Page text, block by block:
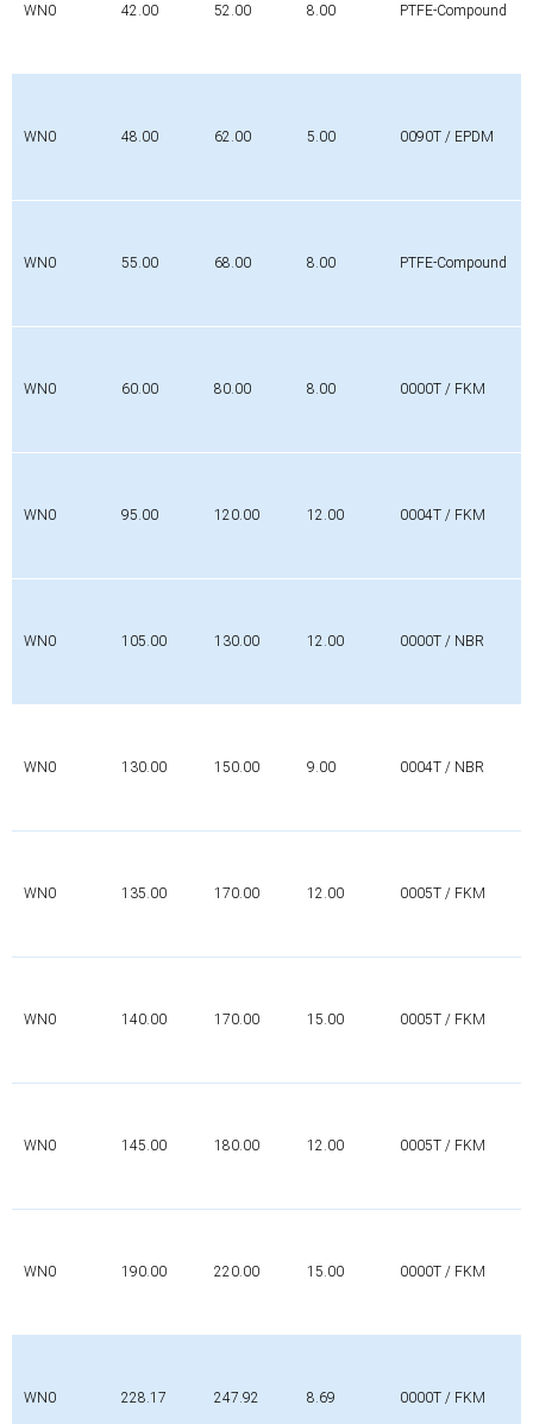
WN0 42.00 52.00 8.00 PTFE-Compound
WN0 48.00 62.00 5.00 0090T / EPDM
WN0 55.00 68.00 8.00 PTFE-Compound
WN0 60.00 80.00 8.00 0000T / FKM
WN0 95.00 120.00 12.00 0004T / FKM
WN0 105.00 130.00 12.00 0000T / NBR
WN0 130.00 150.00 9.00 0004T / NBR
WN0 135.00 170.00 12.00 0005T / FKM
WN0 140.00 170.00 15.00 0005T / FKM
WN0 145.00 180.00 12.00 0005T / FKM
WN0 190.00 220.00 15.00 0000T / FKM
WN0 228.17 247.92 8.69 0000T / FKM